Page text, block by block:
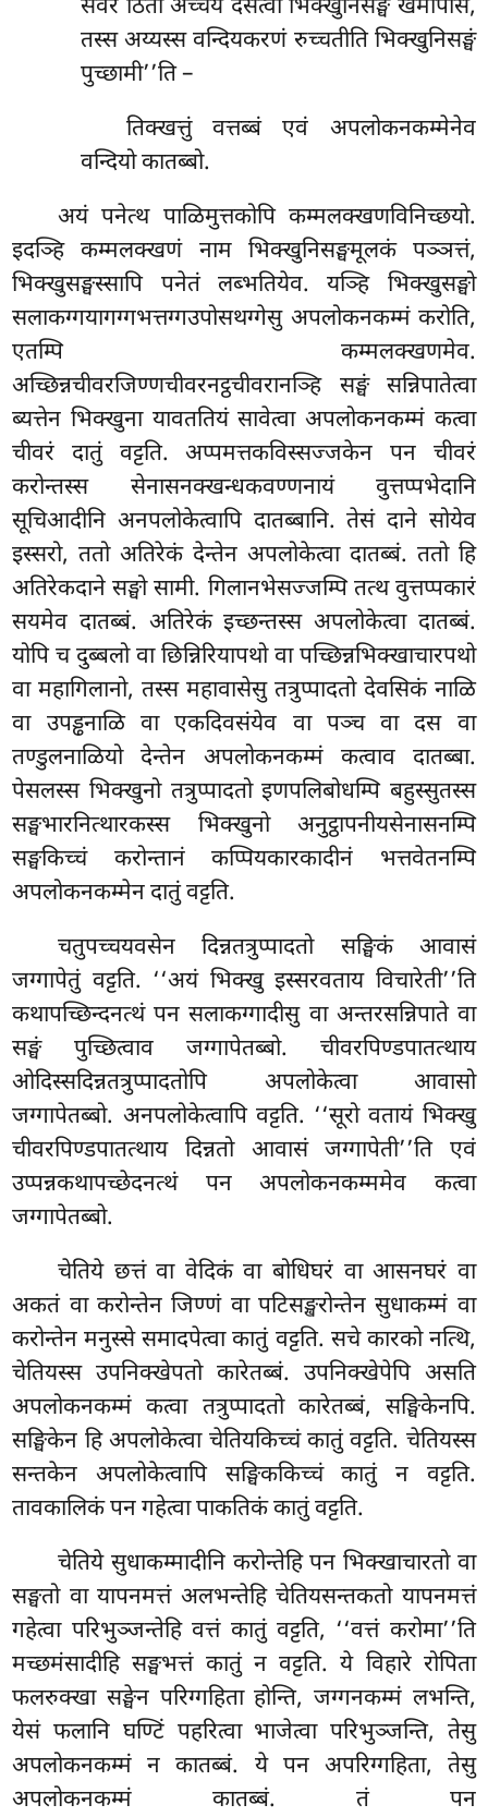
संवरे ठितो अच्चयं देसेत्वा भिक्खुनिसङ्घं खमापेसि,
तस्स अय्यस्स वन्दियकरणं रुच्चतीति भिक्खुनिसङ्घं
पुच्छामी’’ति –
तिक्खत्तुं वत्तब्बं एवं अपलोकनकम्मेनेव
वन्दियो कातब्बो.
अयं पनेत्थ पाळिमुत्तकोपि कम्मलक्खणविनिच्छयो.
इदञ्हि कम्मलक्खणं नाम भिक्खुनिसङ्घमूलकं पञ्ञत्तं,
भिक्खुसङ्घस्सापि पनेतं लब्भतियेव. यञ्हि भिक्खुसङ्घो
सलाकग्गयागग्गभत्तग्गउपोसथग्गेसु अपलोकनकम्मं करोति,
एतम्पि कम्मलक्खणमेव.
अच्छिन्नचीवरजिण्णचीवरनट्ठचीवरानञ्हि सङ्घं सन्निपातेत्वा
ब्यत्तेन भिक्खुना यावततियं सावेत्वा अपलोकनकम्मं कत्वा
चीवरं दातुं वट्टति. अप्पमत्तकविस्सज्जकेन पन चीवरं
करोन्तस्स सेनासनक्खन्धकवण्णनायं वुत्तप्पभेदानि
सूचिआदीनि अनपलोकेत्वापि दातब्बानि. तेसं दाने सोयेव
इस्सरो, ततो अतिरेकं देन्तेन अपलोकेत्वा दातब्बं. ततो हि
अतिरेकदाने सङ्घो सामी. गिलानभेसज्जम्पि तत्थ वुत्तप्पकारं
सयमेव दातब्बं. अतिरेकं इच्छन्तस्स अपलोकेत्वा दातब्बं.
योपि च दुब्बलो वा छिन्निरियापथो वा पच्छिन्नभिक्खाचारपथो
वा महागिलानो, तस्स महावासेसु तत्रुप्पादतो देवसिकं नाळि
वा उपड्ढनाळि वा एकदिवसंयेव वा पञ्च वा दस वा
तण्डुलनाळियो देन्तेन अपलोकनकम्मं कत्वाव दातब्बा.
पेसलस्स भिक्खुनो तत्रुप्पादतो इणपलिबोधम्पि बहुस्सुतस्स
सङ्घभारनित्थारकस्स भिक्खुनो अनुट्ठापनीयसेनासनम्पि
सङ्घकिच्चं करोन्तानं कप्पियकारकादीनं भत्तवेतनम्पि
अपलोकनकम्मेनदातुं वट्टति.
चतुपच्चयवसेन दिन्नतत्रुप्पादतो सङ्घिकं आवासं
जग्गापेतुं वट्टति. ‘‘अयं भिक्खु इस्सरवताय विचारेती’’ति
कथापच्छिन्दनत्थं पन सलाकग्गादीसु वा अन्तरसन्निपाते वा
सङ्घं पुच्छित्वाव जग्गापेतब्बो. चीवरपिण्डपातत्थाय
ओदिस्सदिन्नतत्रुप्पादतोपि अपलोकेत्वा आवासो
जग्गापेतब्बो. अनपलोकेत्वापि वट्टति. ‘‘सूरो वतायं भिक्खु
चीवरपिण्डपातत्थाय दिन्नतो आवासं जग्गापेती’’ति एवं
उप्पन्नकथापच्छेदनत्थं पन अपलोकनकम्ममेव कत्वा
जग्गापेतब्बो.
चेतिये छत्तं वा वेदिकं वा बोधिघरं वा आसनघरं वा
अकतं वा करोन्तेन जिण्णं वा पटिसङ्खरोन्तेन सुधाकम्मं वा
करोन्तेन मनुस्से समादपेत्वा कातुं वट्टति. सचे कारको नत्थि,
चेतियस्स उपनिक्खेपतो कारेतब्बं. उपनिक्खेपेपि असति
अपलोकनकम्मं कत्वा तत्रुप्पादतो कारेतब्बं, सङ्घिकेनपि.
सङ्घिकेन हि अपलोकेत्वा चेतियकिच्चं कातुं वट्टति. चेतियस्स
सन्तकेन अपलोकेत्वापि सङ्घिककिच्चं कातुं न वट्टति.
तावकालिकं पन गहेत्वा पाकतिकं कातुं वट्टति.
चेतिये सुधाकम्मादीनि करोन्तेहि पन भिक्खाचारतो वा
सङ्घतो वा यापनमत्तं अलभन्तेहि चेतियसन्तकतो यापनमत्तं
गहेत्वा परिभुञ्जन्तेहि वत्तं कातुं वट्टति, ‘‘वत्तं करोमा’’ति
मच्छमंसादीहि सङ्घभत्तं कातुं न वट्टति. ये विहारे रोपिता
फलरुक्खा सङ्घेन परिग्गहिता होन्ति, जग्गनकम्मं लभन्ति,
येसं फलानि घण्टिं पहरित्वा भाजेत्वा परिभुञ्जन्ति, तेसु
अपलोकनकम्मं न कातब्बं. ये पन अपरिग्गहिता, तेसु
अपलोकनकम्मं कातब्बं. तं पन